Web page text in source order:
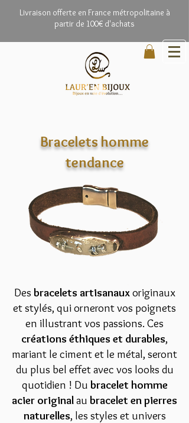
Livraison offerte en France métropolitaine à
partir de 100€ d'achats
Bracelets homme
tendance
Des bracelets artisanauxoriginaux
et stylés, qui orneront vos poignets
en illustrant vos passions. Ces
créations éthiques et durables,
mariant le ciment et le métal, seront
du plus bel effet avec vos looks du
quotidien ! Du bracelet homme
acier originalau bracelet en pierres
naturelles, les styles et univers